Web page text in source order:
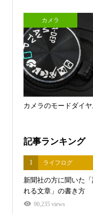
カメラ
カメラのモードダイ
記事ランキング
1 ライフログ
新聞社の方に聞いた
れる文章」の書き方
90,235 views